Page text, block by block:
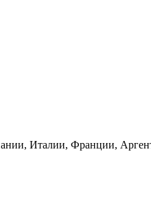
Италии, Франции,